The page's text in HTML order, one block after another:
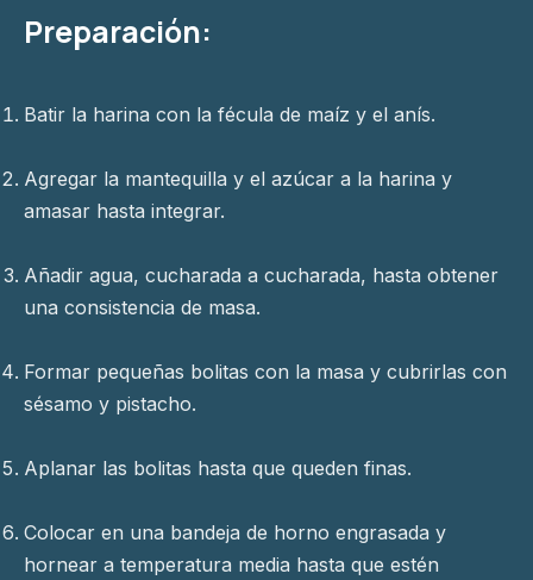
Preparación:
Batir la harina con la fécula de maíz y el anís.
Agregar la mantequilla y el azúcar a la harina y
amasar hasta integrar.
Añadir agua, cucharada a cucharada, hasta obtener
una consistencia de masa.
Formar pequeñas bolitas con la masa y cubrirlas con
sésamo y pistacho.
Aplanar las bolitas hasta que queden finas.
Colocar en una bandeja de horno engrasada y
hornear a temperatura media hasta que estén